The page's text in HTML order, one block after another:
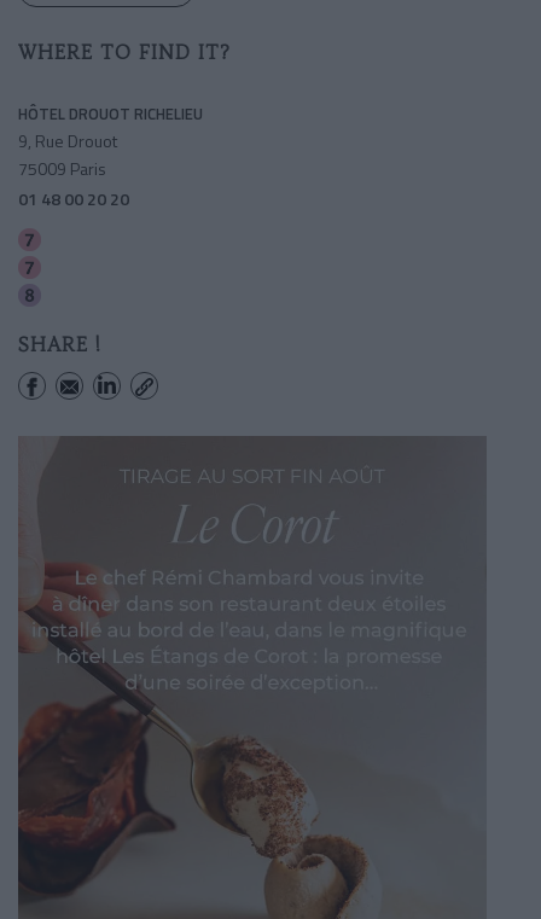
WHERE TO FIND IT?
HÔTEL DROUOT RICHELIEU
9, Rue Drouot
75009 Paris
01 48 00 20 20
SHARE !